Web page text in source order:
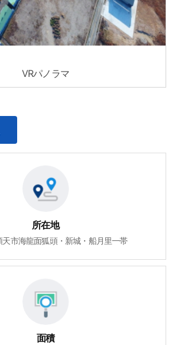
VRパノラマ
所在地
天市海龍面狐頭・新城・船月里一帯
面積